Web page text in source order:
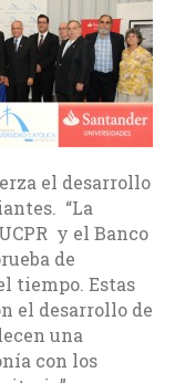
el desarrollo
“La
y el Banco
de
tiempo. Estas
el desarrollo de
una
con los